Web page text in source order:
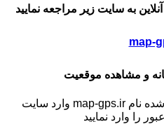
به سایت زیر مراجعه نمایید
map-
وارد سایت map-gps.ir شده و در قسمت های تعیین شده نام
را وارد نمایید